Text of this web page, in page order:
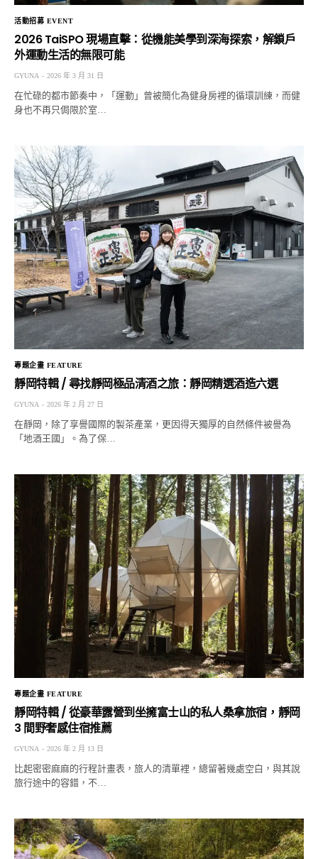
活動招募 EVENT
2026 TaiSPO 現場直擊：從機能美學到深海探索，解鎖戶
外運動生活的無限可能
GYUNA 2026 年 3 月 31 日
在忙碌的都市節奏中，「運動」曾被簡化為健身房裡的循環訓練，而健
身也不再只侷限於室…
專題企畫 FEATURE
靜岡特輯 / 尋找靜岡極品清酒之旅：靜岡精選酒造六選
GYUNA 2026 年 2 月 27 日
在靜岡，除了享譽國際的製茶產業，更因得天獨厚的自然條件被譽為
「地酒王國」。為了保…
專題企畫 FEATURE
靜岡特輯 / 從豪華露營到坐擁富士山的私人桑拿旅宿，靜岡
3 間野奢感住宿推薦
GYUNA 2026 年 2 月 13 日
比起密密麻麻的行程計畫表，旅人的清單裡，總留著幾處空白，與其說
旅行途中的容錯，不…